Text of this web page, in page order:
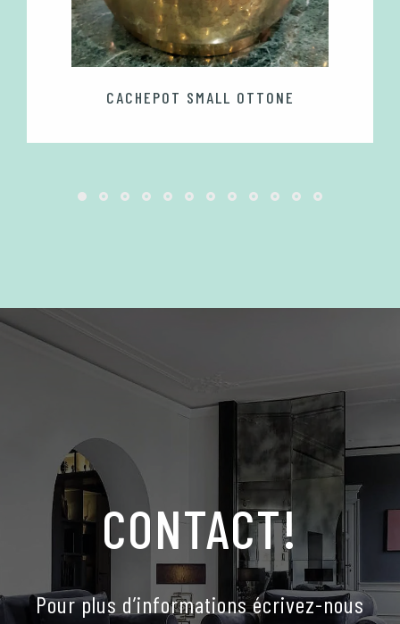
CACHEPOT SMALL OTTONE
CONTACT!
Pour plus d’informations écrivez-nous